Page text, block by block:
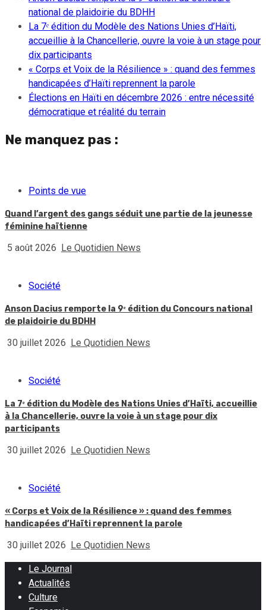
national de plaidoirie du BDHH
La 7ᵉ édition du Modèle des Nations Unies d’Haïti,
accueillie à la Chancellerie, ouvre la voie à un stage pour
dix participants
« Corps et Voix de la Résilience » : quand des femmes
handicapées d’Haïti reprennent la parole
Élections en Haïti en décembre 2026 : entre nécessité
démocratique et réalité du terrain
Ne manquez pas :
Points de vue
Quand l’argent des gangs séduit une partie de la jeunesse
féminine haïtienne
5 août 2026 Le Quotidien News
Société
Anson Dacius remporte la 9ᵉ édition du Concours national
de plaidoirie du BDHH
30 juillet 2026 Le Quotidien News
Société
La 7ᵉ édition du Modèle des Nations Unies d’Haïti, accueillie
à la Chancellerie, ouvre la voie à un stage pour dix
participants
30 juillet 2026 Le Quotidien News
Société
« Corps et Voix de la Résilience » : quand des femmes
handicapées d’Haïti reprennent la parole
30 juillet 2026 Le Quotidien News
Le Journal
Actualités
Culture